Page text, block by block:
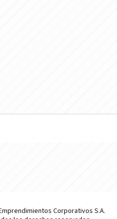
Corporativos S.A.